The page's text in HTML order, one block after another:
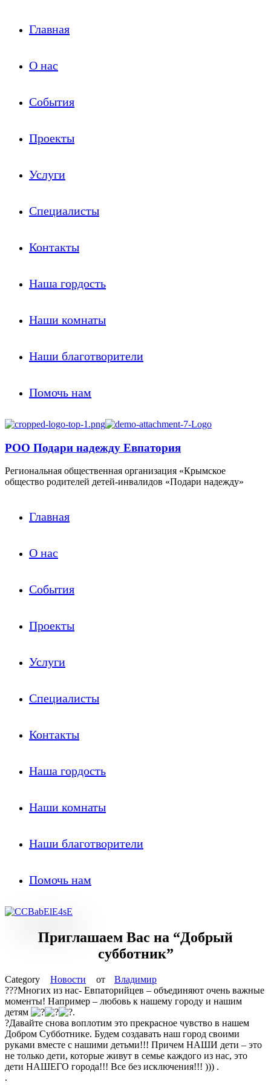
Главная
О нас
События
Проекты
Услуги
Специалисты
Контакты
Наша гордость
Наши комнаты
Наши благотворители
Помочь нам
РОО Подари надежду Евпатория
Региональная общественная организация «Крымское
общество родителей детей-инвалидов «Подари надежду»
Главная
О нас
События
Проекты
Услуги
Специалисты
Контакты
Наша гордость
Наши комнаты
Наши благотворители
Помочь нам
Приглашаем Вас на “Добрый
субботник”
от Владимир
Новости
???Многих из нас- Евпаторийцев – объединяют очень важные
моменты! Например – любовь к нашему городу и нашим
детям
.
?Давайте снова воплотим это прекрасное чувство в нашем
Добром Субботнике. Будем создавать наш город своими
руками вместе с нашими детьми!!! Причем НАШИ дети – это
не только дети, которые живут в семье каждого из нас, это
дети НАШЕГО города!!! Все без исключения!!! ))) .
.